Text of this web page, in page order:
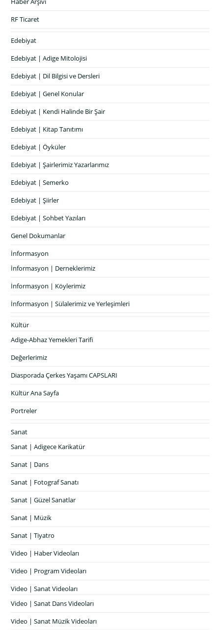
RF Ticaret
Edebiyat
Edebiyat | Adige Mitolojisi
Edebiyat | Dil Bilgisi ve Dersleri
Edebiyat | Genel Konular
Edebiyat | Kendi Halinde Bir Şair
Edebiyat | Kitap Tanıtımı
Edebiyat | Öyküler
Edebiyat | Şairlerimiz Yazarlarımız
Edebiyat | Semerko
Edebiyat | Şiirler
Edebiyat | Sohbet Yazıları
Genel Dokumanlar
İnformasyon
İnformasyon | Derneklerimiz
İnformasyon | Köylerimiz
İnformasyon | Sülalerimiz ve Yerleşimleri
Kültür
Adige-Abhaz Yemekleri Tarifi
Değerlerimiz
Diasporada Çerkes Yaşamı CAPSLARI
Kültür Ana Sayfa
Portreler
Sanat
Sanat | Adigece Karikatür
Sanat | Dans
Sanat | Fotograf Sanatı
Sanat | Güzel Sanatlar
Sanat | Müzik
Sanat | Tiyatro
Video | Haber Videoları
Video | Program Videoları
Video | Sanat Videoları
Video | Sanat Dans Videoları
Video | Sanat Müzik Videoları